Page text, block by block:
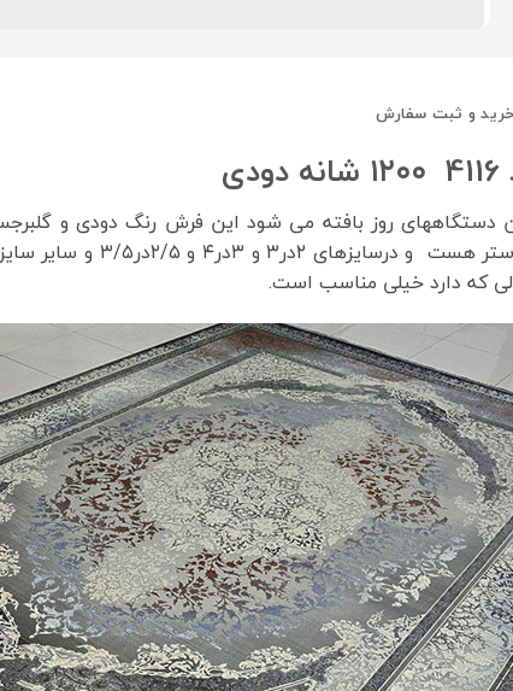
و ثبت سفارش
شانه با تراکم ۳۶۰۰ با مدرن ترین دستگاههای روز بافته می شود این
که دارد خیلی مناسب است.